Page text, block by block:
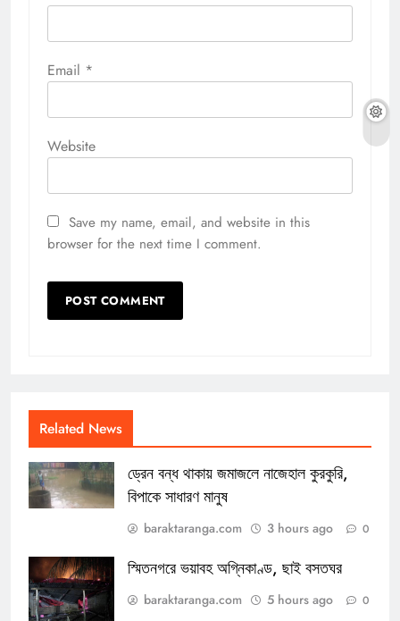
Email *
Website
Save my name, email, and website in this
browser for the next time I comment.
Related News
ড্রেন বন্ধ থাকায় জমাজলে নাজেহাল কুরকুরি,
বিপাকে সাধারণ মানুষ
baraktaranga.com 3 hours ago 0
স্মিতনগরে ভয়াবহ অগ্নিকাণ্ড, ছাই বসতঘর
baraktaranga.com 5 hours ago 0